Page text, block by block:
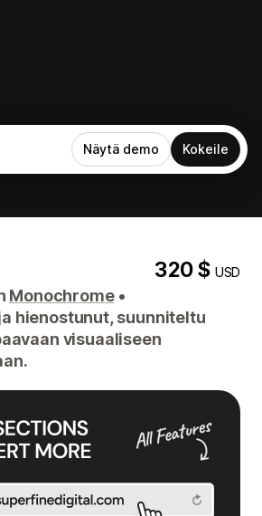
Näytä demo Kokeile
320 $USD
Monochrome •
hienostunut, suunniteltu
visuaaliseen